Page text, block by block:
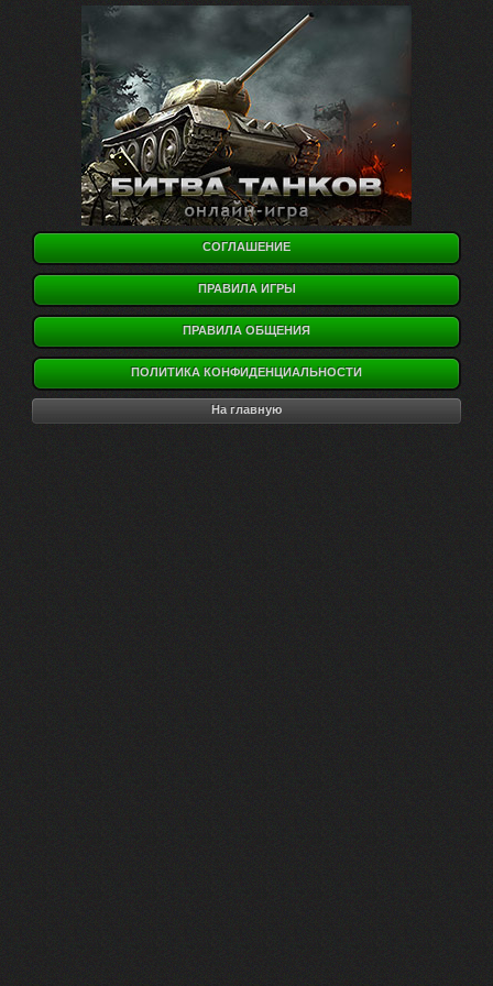
СОГЛАШЕНИЕ
ПРАВИЛА ИГРЫ
ПРАВИЛА ОБЩЕНИЯ
ПОЛИТИКА КОНФИДЕНЦИАЛЬНОСТИ
На главную